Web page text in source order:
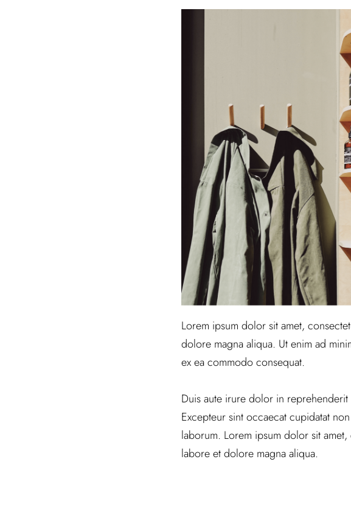
Lorem ipsum dolor sit amet,
dolore magna aliqua. Ut enim ad
ex ea commodo consequat.
Duis aute irure dolor in
Excepteur sint occaecat cupidatat
laborum. Lorem ipsum dolor sit
labore et dolore magna aliqua.